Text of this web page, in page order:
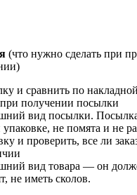
(что нужно сделать при
и сравнить по
получении посылки
вид посылки.
не помята и не
и проверить, все ли
вид товара — он
не иметь сколов.